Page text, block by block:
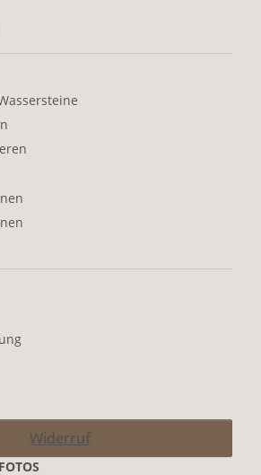
Widerruf